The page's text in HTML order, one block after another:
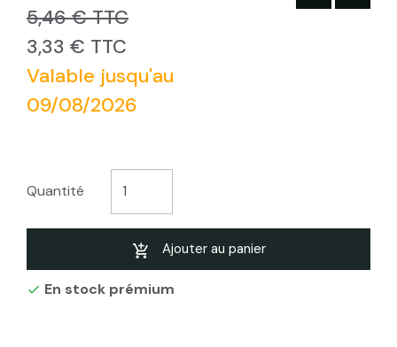
5,46 € TTC
3,33 € TTC
Valable jusqu'au
09/08/2026
Quantité
Ajouter au panier
 En stock prémium